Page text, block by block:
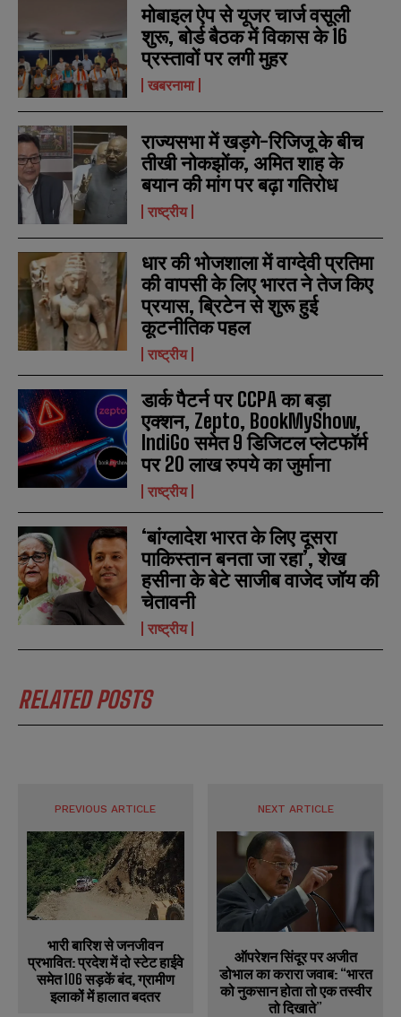
N
a
m
e
*
E
m
a
i
N
e
r
s
SUBMIT
N
a
m
e
*
E
m
a
i
N
e
r
s
SUBMIT
मोबाइल ऐप से यूजर चार्ज वसूली
शुरू, बोर्ड बैठक में विकास के 16
प्रस्तावों पर लगी मुहर
खबरनामा
राज्यसभा में खड़गे-रिजिजू के बीच
तीखी नोकझोंक, अमित शाह के
बयान की मांग पर बढ़ा गतिरोध
राष्ट्रीय
धार की भोजशाला में वाग्देवी प्रतिमा
की वापसी के लिए भारत ने तेज किए
प्रयास, ब्रिटेन से शुरू हुई
कूटनीतिक पहल
राष्ट्रीय
डार्क पैटर्न पर CCPA का बड़ा
एक्शन, Zepto, BookMyShow,
IndiGo समेत 9 डिजिटल प्लेटफॉर्म
पर 20 लाख रुपये का जुर्माना
राष्ट्रीय
‘बांग्लादेश भारत के लिए दूसरा
पाकिस्तान बनता जा रहा’, शेख
हसीना के बेटे साजीब वाजेद जॉय की
चेतावनी
राष्ट्रीय
RELATED POSTS
PREVIOUS ARTICLE
भारी बारिश से जनजीवन
प्रभावित: प्रदेश में दो स्टेट हाईवे
समेत 106 सड़कें बंद, ग्रामीण
इलाकों में हालात बदतर
NEXT ARTICLE
ऑपरेशन सिंदूर पर अजीत
डोभाल का करारा जवाब: “भारत
को नुकसान होता तो एक तस्वीर
तो दिखाते”